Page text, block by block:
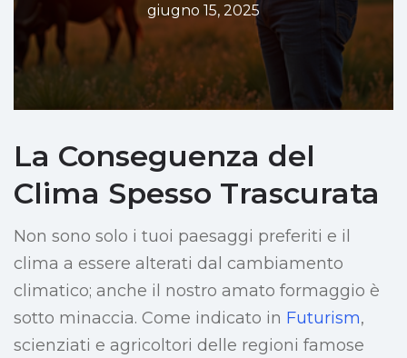
giugno 15, 2025
La Conseguenza del
Clima Spesso Trascurata
Non sono solo i tuoi paesaggi preferiti e il
clima a essere alterati dal cambiamento
climatico; anche il nostro amato formaggio è
sotto minaccia. Come indicato in Futurism,
scienziati e agricoltori delle regioni famose